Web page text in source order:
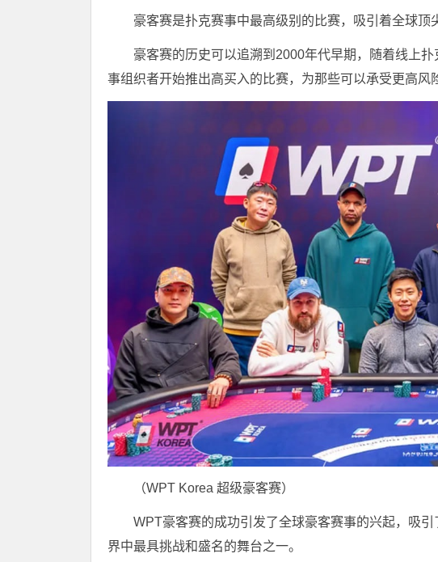
豪客赛是扑克赛事中最高级别的比赛，吸引着全球顶
豪客赛的历史可以追溯到2000年代早期，随着线上
事组织者开始推出高买入的比赛，为那些可以承受更高风
（WPT Korea 超级豪客赛）
WPT豪客赛的成功引发了全球豪客赛事的兴起，吸
界中最具挑战和盛名的舞台之一。